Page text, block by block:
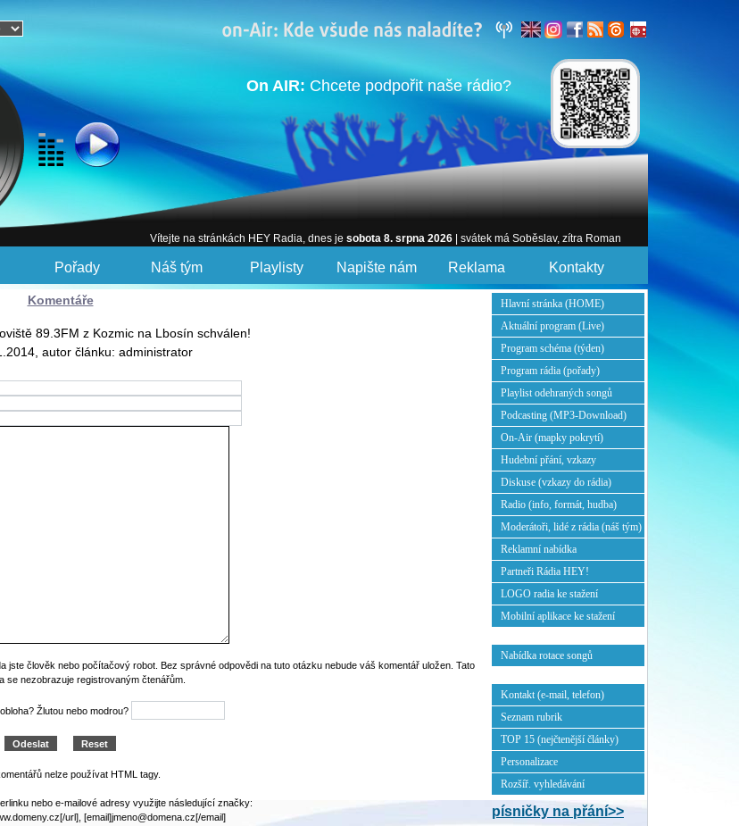
On AIR: Chcete podpořit naše rádio?
Vítejte na stránkách HEY Radia, dnes je sobota 8. srpna 2026 | svátek má Soběslav, zítra Roman
Pořady Náš tým Playlisty Napište nám Reklama Kontakty
Komentáře
89.3FM z Kozmic na Lbosín schválen!
autor článku: administrator
člověk nebo počítačový robot. Bez správné odpovědi na tuto otázku nebude váš komentář uložen. Tato
se nezobrazuje registrovaným čtenářům.
Žlutou nebo modrou?
nelze používat HTML tagy.
nebo e-mailové adresy využijte následující značky:
url], [email]jmeno@domena.cz[/email]
Hlavní stránka (HOME)
Aktuální program (Live)
Program schéma (týden)
Program rádia (pořady)
Playlist odehraných songů
Podcasting (MP3-Download)
On-Air (mapky pokrytí)
Hudební přání, vzkazy
Diskuse (vzkazy do rádia)
Radio (info, formát, hudba)
Moderátoři, lidé z rádia (náš tým)
Reklamní nabídka
Partneři Rádia HEY!
LOGO radia ke stažení
Mobilní aplikace ke stažení
Nabídka rotace songů
Kontakt (e-mail, telefon)
Seznam rubrik
TOP 15 (nejčtenější články)
Personalizace
Rozšíř. vyhledávání
písničky na přání>>